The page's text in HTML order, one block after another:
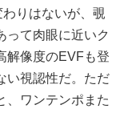
りはないが、覗
って肉眼に近いク
解像度のEVFも登
い視認性だ。ただ
、ワンテンポまた